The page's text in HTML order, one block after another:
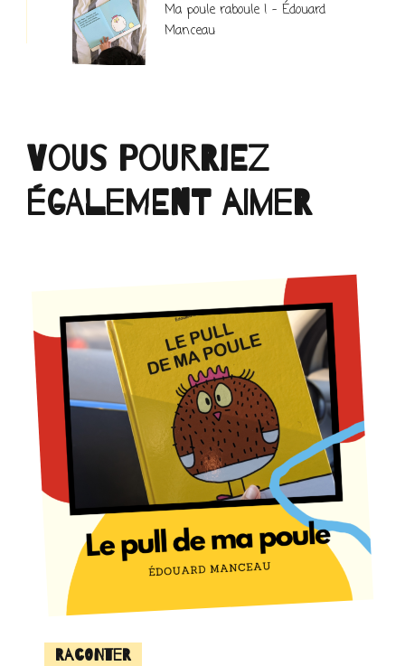
Ma poule raboule ! – Édouard
Manceau
Vous pourriez
également aimer
Raconter